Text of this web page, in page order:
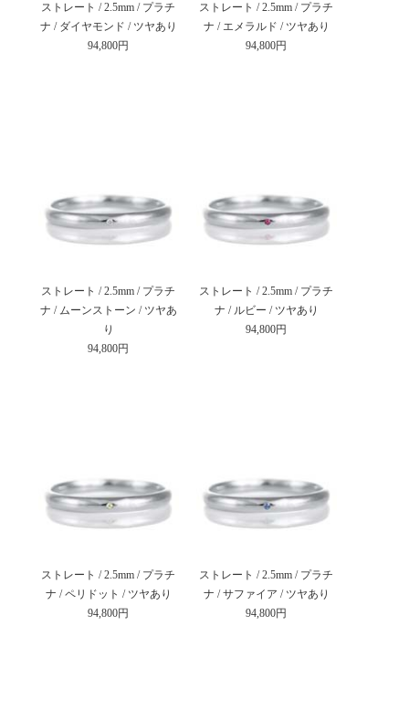
ストレート / 2.5mm / プラチ
ナ / ダイヤモンド / ツヤあり
94,800円
ストレート / 2.5mm / プラチ
ナ / エメラルド / ツヤあり
94,800円
ストレート / 2.5mm / プラチ
ナ / ムーンストーン / ツヤあ
り
94,800円
ストレート / 2.5mm / プラチ
ナ / ルビー / ツヤあり
94,800円
ストレート / 2.5mm / プラチ
ナ / ペリドット / ツヤあり
94,800円
ストレート / 2.5mm / プラチ
ナ / サファイア / ツヤあり
94,800円